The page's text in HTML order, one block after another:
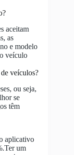
aceitam
as
e modelo
veículo
veículos?
ou seja,
se
têm
aplicativo
um